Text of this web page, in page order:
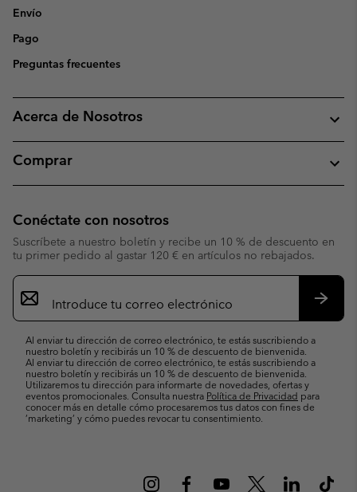
Envío
Pago
Preguntas frecuentes
Acerca de Nosotros
Comprar
Conéctate con nosotros
Suscríbete a nuestro boletín y recibe un 10 % de descuento en
tu primer pedido al gastar 120 € en artículos no rebajados.
Suscripción
de
correo
Al enviar tu dirección de correo electrónico, te estás suscribiendo a
nuestro boletín y recibirás un 10 % de descuento de bienvenida.
Al enviar tu dirección de correo electrónico, te estás suscribiendo a
nuestro boletín y recibirás un 10 % de descuento de bienvenida.
Utilizaremos tu dirección para informarte de novedades, ofertas y
eventos promocionales. Consulta nuestra Política de Privacidad para
conocer más en detalle cómo procesaremos tus datos con fines de
’marketing’ y cómo puedes revocar tu consentimiento.